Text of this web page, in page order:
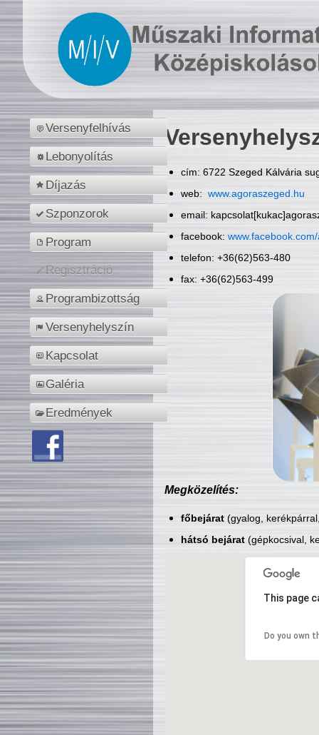
Versenyfelhívás
Lebonyolítás
Díjazás
Szponzorok
Program
Regisztráció
Programbizottság
Versenyhelyszín
Kapcsolat
Galéria
Eredmények
cím: 6722 Szeged Kálvária
web: www.agoraszeged.hu
email:
facebook:
telefon: +36(62)563-480
fax: +36(62)563-499
Megközelítés:
főbejárat(gyalog,
hátsó bejárat(gépkocsival,
This page
Do you own